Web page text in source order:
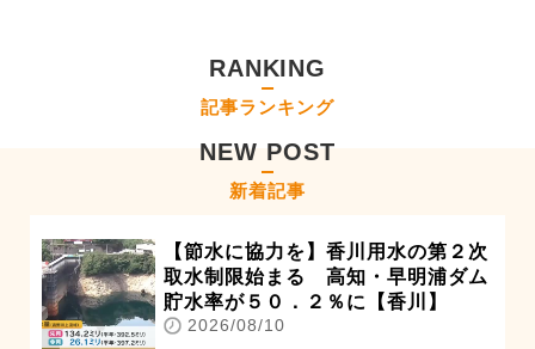
RANKING
記事ランキング
NEW POST
新着記事
【節水に協力を】香川用水の第２次
取水制限始まる 高知・早明浦ダム
貯水率が５０．２％に【香川】
2026/08/10